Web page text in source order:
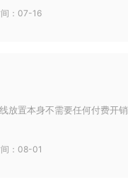
：07-16
放置本身不需要任何付费开
：08-01